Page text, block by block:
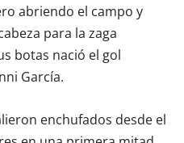
abriendo el campo y
para la zaga
botas nació el gol
García.
enchufados desde el